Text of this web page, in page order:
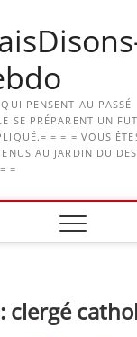
PENSENT AU PASSÉ
SE PRÉPARENT UN
= = = VOUS
AU JARDIN DU
=
clergé